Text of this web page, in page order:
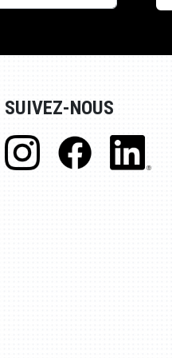
SUIVEZ-NOUS